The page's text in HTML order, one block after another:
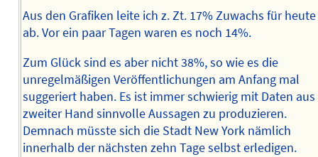
Aus den Grafiken leite ich z. Zt. 17% Zuwachs für heute
ab. Vor ein paar Tagen waren es noch 14%.
Zum Glück sind es aber nicht 38%, so wie es die
unregelmäßigen Veröffentlichungen am Anfang mal
suggeriert haben. Es ist immer schwierig mit Daten aus
zweiter Hand sinnvolle Aussagen zu produzieren.
Demnach müsste sich die Stadt New York nämlich
innerhalb der nächsten zehn Tage selbst erledigen.